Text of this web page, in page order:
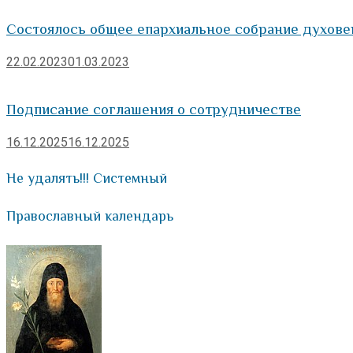
Состоялось общее епархиальное собрание
22.02.202301.03.2023
Подписание соглашения о сотрудничестве
16.12.202516.12.2025
Не удалять!!! Системный
Православный календарь